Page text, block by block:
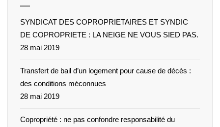
SYNDICAT DES COPROPRIETAIRES ET SYNDIC
DE COPROPRIETE : LA NEIGE NE VOUS SIED PAS.
28 mai 2019
Transfert de bail d’un logement pour cause de décès :
des conditions méconnues
28 mai 2019
Copropriété : ne pas confondre responsabilité du